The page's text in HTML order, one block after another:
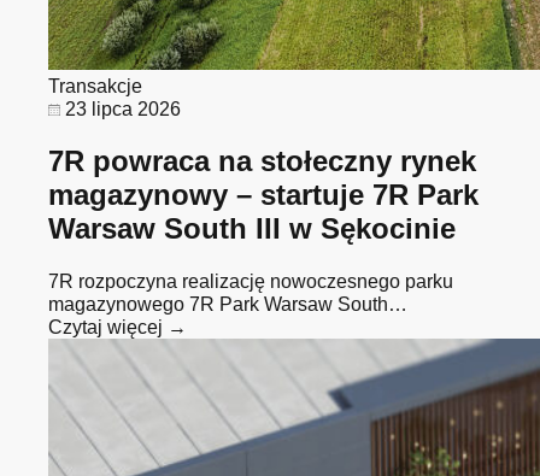
Transakcje
23 lipca 2026
7R powraca na stołeczny rynek
magazynowy – startuje 7R Park
Warsaw South III w Sękocinie
7R rozpoczyna realizację nowoczesnego parku
magazynowego 7R Park Warsaw South…
Czytaj więcej →